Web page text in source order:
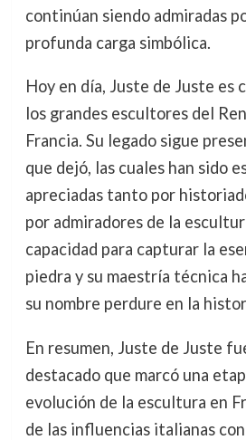
continúan siendo admiradas
profunda carga simbólica.
Hoy en día, Juste de Juste es
los grandes escultores del
Francia. Su legado sigue
que dejó, las cuales han sido
apreciadas tanto por
por admiradores de la
capacidad para capturar la
piedra y su maestría técnica
su nombre perdure en la
En resumen, Juste de Juste
destacado que marcó una
evolución de la escultura en
de las influencias italianas